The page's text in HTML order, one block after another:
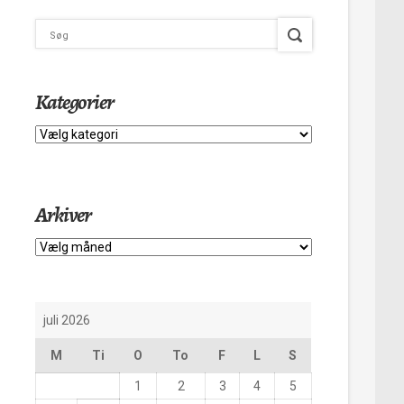
Kategorier
Kategorier
Arkiver
Arkiver
juli 2026
M Ti O To F L S
1 2 3 4 5